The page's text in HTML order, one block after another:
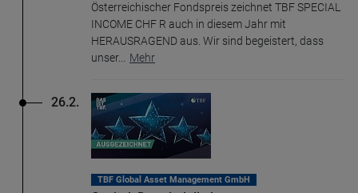
Österreichischer Fondspreis zeichnet TBF SPECIAL
INCOME CHF R auch in diesem Jahr mit
HERAUSRAGEND aus. Wir sind begeistert, dass
unser... Mehr
26.2.
TBF Global Asset Management GmbH